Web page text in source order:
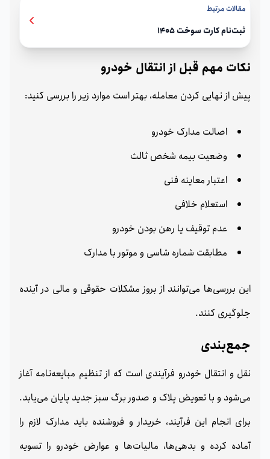
مقالات مرتبط
ثبت‌نام کارت سوخت 1405
نکات مهم قبل از انتقال خودرو
پیش از نهایی کردن معامله، بهتر است موارد زیر را بررسی کنید:
اصالت مدارک خودرو
وضعیت بیمه شخص ثالث
اعتبار معاینه فنی
استعلام خلافی
عدم توقیف یا رهن بودن خودرو
مطابقت شماره شاسی و موتور با مدارک
این بررسی‌ها می‌توانند از بروز مشکلات حقوقی و مالی در آینده
جلوگیری کنند.
جمع‌بندی
نقل و انتقال خودرو فرآیندی است که از تنظیم مبایعه‌نامه آغاز
می‌شود و با تعویض پلاک و صدور برگ سبز جدید پایان می‌یابد.
برای انجام این فرآیند، خریدار و فروشنده باید مدارک لازم را
آماده کرده و بدهی‌ها، مالیات‌ها و عوارض خودرو را تسویه